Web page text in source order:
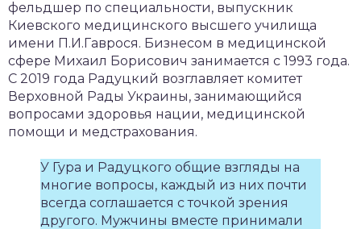
фельдшер по специальности, выпускник
Киевского медицинского высшего училища
имени П.И.Гаврося. Бизнесом в медицинской
сфере Михаил Борисович занимается с 1993 года.
С 2019 года Радуцкий возглавляет комитет
Верховной Рады Украины, занимающийся
вопросами здоровья нации, медицинской
помощи и медстрахования.
У Гура и Радуцкого общие взгляды на
многие вопросы, каждый из них почти
всегда соглашается с точкой зрения
другого. Мужчины вместе принимали